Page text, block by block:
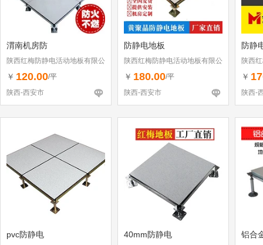
渭南机房防
陕西红梅防静电活动地板有限公
司
￥ 120.00/平
陕西-西安市
防静电地板
陕西红梅防静电活动地板有限公
司
￥ 180.00/平
陕西-西安市
防静
陕西
司
￥
陕西-
pvc防静电 40mm防静电 铝合